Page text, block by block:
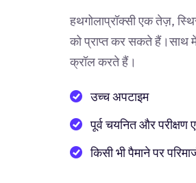
हथगोलाप्रॉक्सी एक तेज़,
को प्राप्त कर सकते
क्रॉल करते हैं।
उच्च अपटाइम
पूर्व चयनित और परीक्षण
किसी भी पैमाने पर